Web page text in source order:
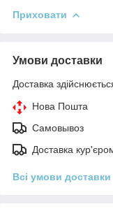
Приховати
Умови доставки
Доставка
Нова Пошта
Самовывоз
Доставка
Всі умови доставки